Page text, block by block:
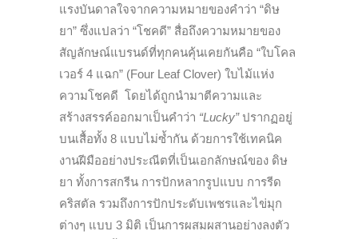
แรงบันดาลใจจากความหมายของคำว่า “ดิษ
ยา” ซึ่งแปลว่า “โชคดี” สื่อถึงความหมายของ
สัญลักษณ์แบรนด์ที่ทุกคนคุ้นเคยกันคือ “ใบโคล
เวอร์ 4 แฉก” (Four Leaf Clover) ใบไม้แห่ง
ความโชคดี โดยได้ถูกนำมาตีความและ
สร้างสรรค์ออกมาเป็นคำว่า “Lucky”ปรากฏอยู่
บนเสื้อทั้ง 8 แบบไม่ซ้ำกัน ด้วยการใช้เทคนิค
งานฝีมืออย่างประณีตที่เป็นเอกลักษณ์ของ ดิษ
ยา ทั้งการสกรีน การปักหลากรูปแบบ การรีด
คริสตัล รวมถึงการปักประดับเพชรและไข่มุก
ต่างๆ แบบ 3 มิติ เป็นการผสมผสานอย่างลงตัว